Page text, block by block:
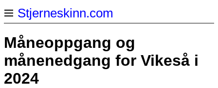
Stjerneskinn.com
Måneoppgang og
månenedgang for Vikeså i
2024